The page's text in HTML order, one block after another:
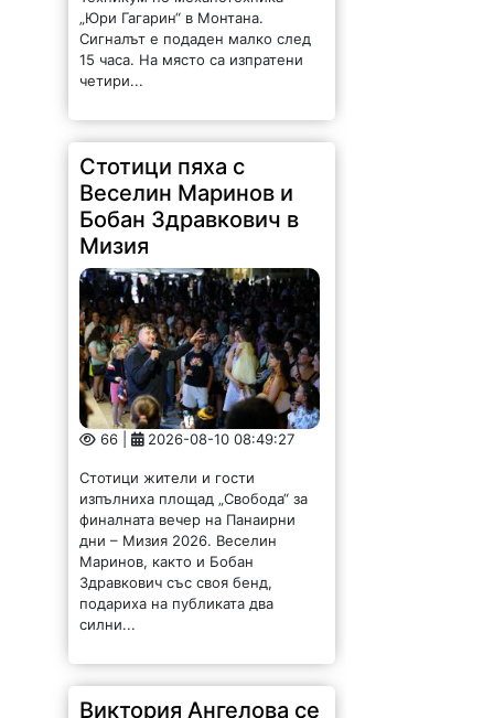
Сигналът е подаден малко след
15 часа. На място са изпратени
четири...
Стотици пяха с
Веселин Маринов и
Бобан Здравкович в
Мизия
66 | 2026-08-10 08:49:27
Стотици жители и гости
изпълниха площад „Свобода“ за
финалната вечер на Панаирни
дни – Мизия 2026. Веселин
Маринов, както и Бобан
Здравкович със своя бенд,
подариха на публиката два
силни...
Виктория Ангелова се
класира за финал на